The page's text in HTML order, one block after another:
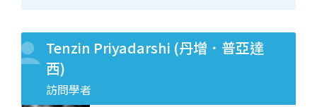
Tenzin Priyadarshi (丹增．普亞達
西)
訪問學者